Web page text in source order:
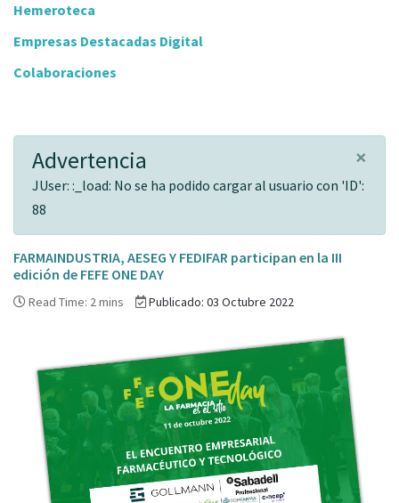
Hemeroteca
Empresas Destacadas Digital
Colaboraciones
×
Advertencia
JUser: :_load: No se ha podido cargar al usuario con 'ID':
88
FARMAINDUSTRIA, AESEG Y FEDIFAR participan en la III
edición de FEFE ONE DAY
Read Time: 2 mins Publicado: 03 Octubre 2022